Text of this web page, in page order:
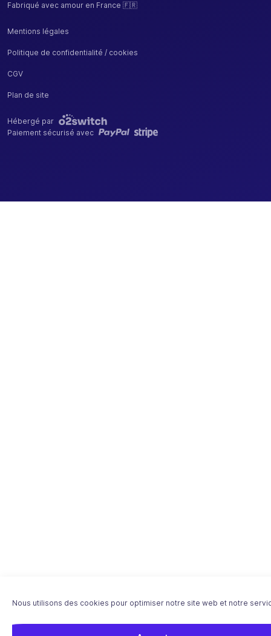
Nous utilisons des cookies pour optimiser notre site web et notre
Fabriqué avec amour en France 🇫🇷
Mentions légales
Politique de confidentialité / cookies
CGV
Plan de site
Hébergé par
Paiement sécurisé avec